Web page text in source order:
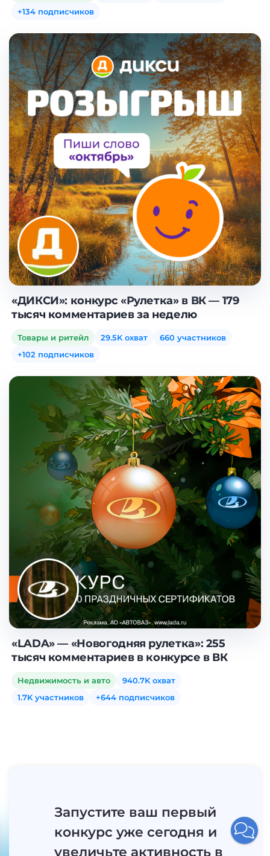
+134 подписчиков
«ДИКСИ»: конкурс «Рулетка» в ВК — 179
тысяч комментариев за неделю
Товары и ритейл 29.5K охват
660 участников
+102 подписчиков
«LADA» — «Новогодняя рулетка»: 255
тысяч комментариев в конкурсе в ВК
Недвижимость и авто
940.7K охват
1.7K участников
+644 подписчиков
Запустите ваш первый
конкурс уже сегодня и
увеличьте активность в